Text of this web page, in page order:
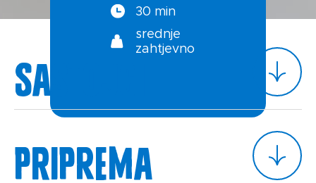
30 min
srednje
zahtjevno
Sastojci
Priprema